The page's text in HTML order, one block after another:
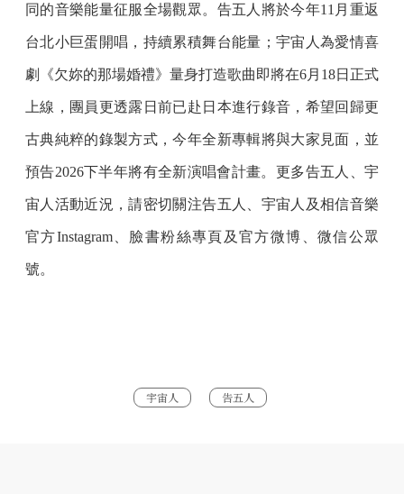
同的音樂能量征服全場觀眾。告五人將於今年11月重返
台北小巨蛋開唱，持續累積舞台能量；宇宙人為愛情喜
劇《欠妳的那場婚禮》量身打造歌曲即將在6月18日正式
上線，團員更透露日前已赴日本進行錄音，希望回歸更
古典純粹的錄製方式，今年全新專輯將與大家見面，並
預告2026下半年將有全新演唱會計畫。更多告五人、宇
宙人活動近況，請密切關注告五人、宇宙人及相信音樂
官方Instagram、臉書粉絲專頁及官方微博、微信公眾
號。
宇宙人 告五人